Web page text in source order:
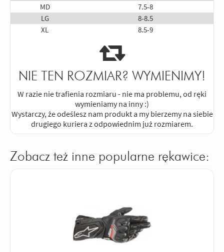
MD
7.5-8
LG
8-8.5
XL
8.5-9
NIE TEN ROZMIAR? WYMIENIMY!
W razie nie trafienia rozmiaru - nie ma problemu, od ręki
wymieniamy na inny :)
Wystarczy, że odeślesz nam produkt a my bierzemy na siebie
drugiego kuriera z odpowiednim już rozmiarem.
Zobacz też inne popularne rękawice: